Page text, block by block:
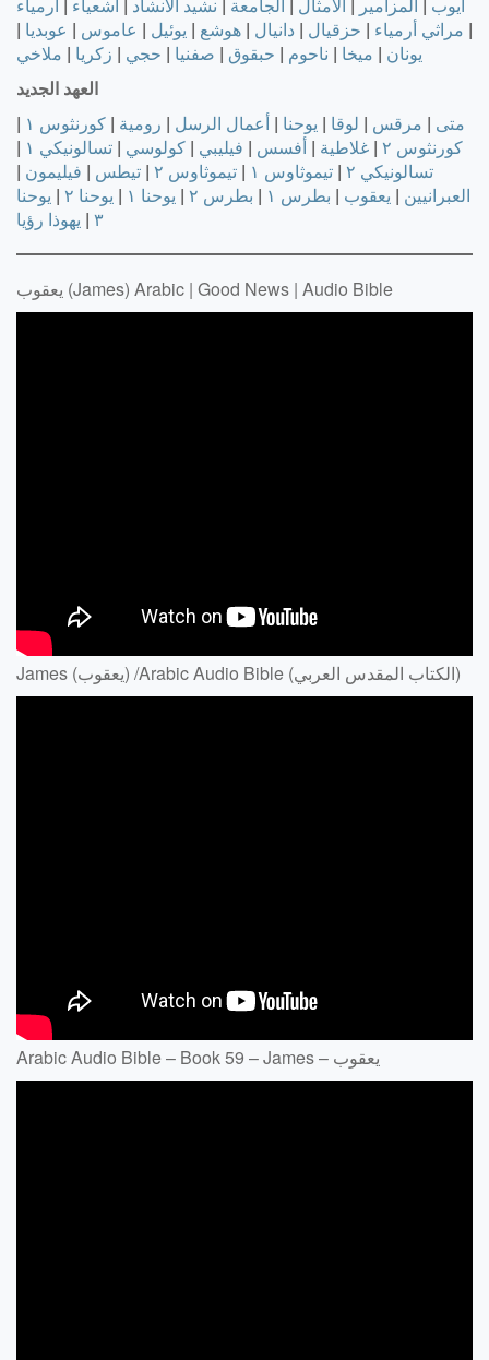
| مراثي أرمياء | حزقيال | دانيال | هوشع | يوئيل | عاموس | عوبديا |
يونان | ميخا | ناحوم | حبقوق | صفنيا | حجي | زكريا | ملاخي
العهد الجديد
متى | مرقس | لوقا | يوحنا | أعمال الرسل | رومية | كورنثوس ١
|
كورنثوس ٢
| غلاطية | أفسس | فيليبي | كولوسي | تسالونيكي ١
|
تسالونيكي ٢
| تيموثاوس ١ | تيموثاوس ٢ | تيطس | فيليمون |
العبرانيين | يعقوب | بطرس ١ | بطرس ٢ | يوحنا ١ | يوحنا ٢ | يوحنا
٣ | يهوذا رؤيا
يعقوب (James) Arabic | Good News | Audio Bible
James (يعقوب) /Arabic Audio Bible (الكتاب المقدس العربي)
Arabic Audio Bible – Book 59 – James – يعقوب